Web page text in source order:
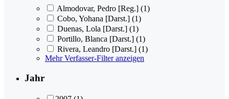
Almodovar, Pedro [Reg.] (1)
Cobo, Yohana [Darst.] (1)
Duenas, Lola [Darst.] (1)
Portillo, Blanca [Darst.] (1)
Rivera, Leandro [Darst.] (1)
Mehr Verfasser-Filter anzeigen
Jahr